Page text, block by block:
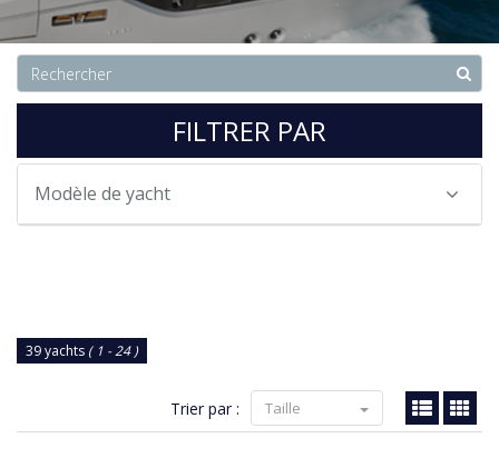
FILTRER PAR
Modèle de yacht
39 yachts ( 1 - 24 )
Trier par : Taille